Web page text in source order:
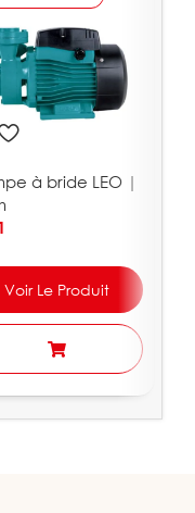
à bride LEO |
Voir Le Produit